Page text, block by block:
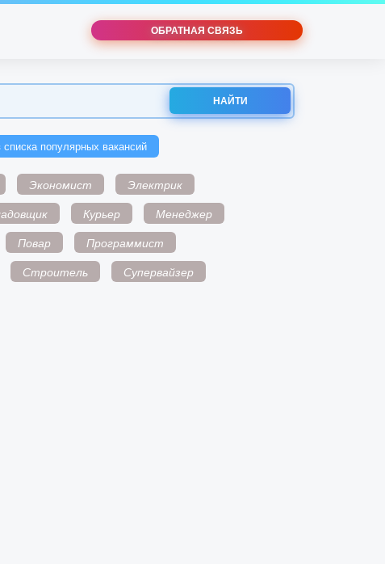
ОБРАТНАЯ СВЯЗЬ
НАЙТИ
популярных вакансий
Экономист
Электрик
Курьер
Менеджер
Повар
Программист
Строитель
Супервайзер